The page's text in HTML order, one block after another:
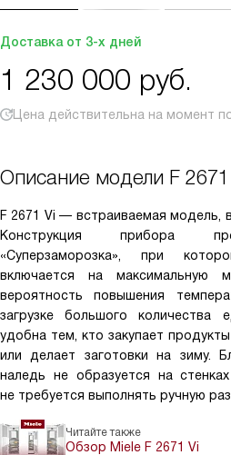
Доставка от 3-х дней
1 230 000 руб.
Цена действительна на момент
Описание модели F
F 2671 Vi — встраиваемая модель,
Конструкция прибора
«Суперзаморозка», при
включается на максимальную
вероятность повышения
загрузке большого
удобна тем, кто закупает
или делает заготовки на зиму.
наледь не образуется на
не требуется выполнять ручную
Читайте также
Обзор Miele F 2671 Vi